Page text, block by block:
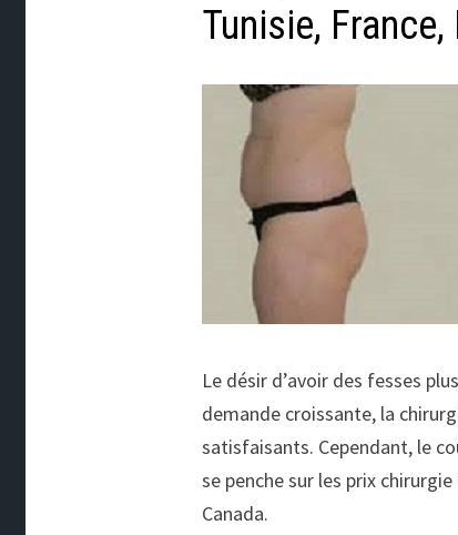
Tunisie,
Le désir d’avoir des fesses
demande croissante, la
satisfaisants. Cependant, le
se penche sur les prix
Canada.